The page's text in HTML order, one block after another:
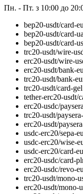
Пн. - Пт. з 10:00 до
bep20-usdt/card-
bep20-usdt/card-
bep20-usdt/card-
trc20-usdt/wire-
erc20-usdt/wire-
erc20-usdt/bank-
trc20-usdt/bank-
trc20-usdt/card-gel
tether-erc20-usdt/
erc20-usdc/
trc20-usdt/
erc20-usdt/
usdc-erc20/sepa-
usdc-erc20/wise-
usdc-erc20/card-
erc20-usdc/card-
erc20-usdc/revo-
trc20-usdt/mono-
erc20-usdt/mono-